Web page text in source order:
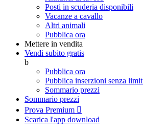
Posti in scuderia disponibili
Vacanze a cavallo
Altri animali
Pubblica ora
Mettere in vendita
Vendi subito gratis
b
Pubblica ora
Pubblica inserzioni senza limit
Sommario prezzi
Sommario prezzi
Prova Premium 
Scarica l'app download